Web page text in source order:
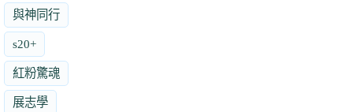
與神同行
s20+
紅粉驚魂
展志學